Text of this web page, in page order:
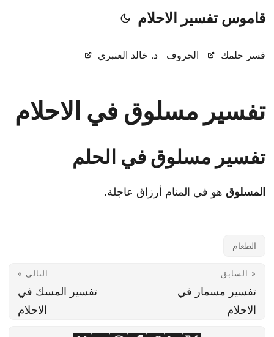
قاموس تفسير الاحلام
فسر حلمك الحروف د. خالد العنبري
تفسير مسلوق في الاحلام
تفسير مسلوق في الحلم
المسلوق هو في المنام أرزاق عاجلة.
الطعام
« السابق
تفسير مسمار في
الاحلام
التالي »
تفسير المسك في
الاحلام